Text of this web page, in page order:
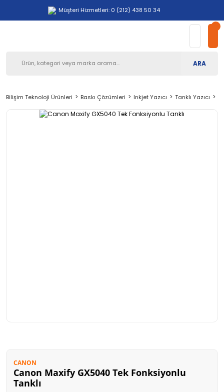
Müşteri Hizmetleri: 0 (212) 438 50 34
ARA
Bilişim Teknoloji Ürünleri Baskı Çözümleri Inkjet Yazıcı Tanklı Yazıcı
CANON
Canon Maxify GX5040 Tek Fonksiyonlu
Tanklı